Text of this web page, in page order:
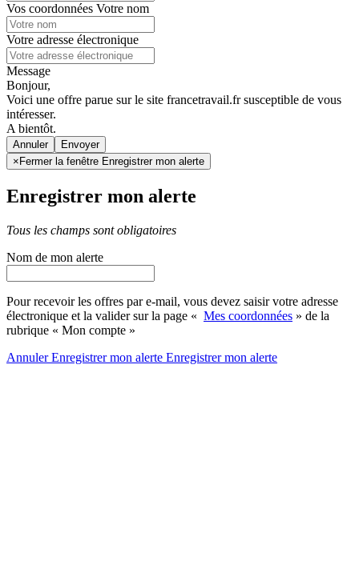
Vos coordonnées Votre nom
Votre adresse électronique
Message
Bonjour,
Voici une offre parue sur le site francetravail.fr susceptible de vous
intéresser.
A bientôt.
Annuler
×Fermer la fenêtre Enregistrer mon alerte
Enregistrer mon alerte
Tous les champs sont obligatoires
Nom de mon alerte
Pour recevoir les offres par e-mail, vous devez saisir votre adresse
électronique et la valider sur la page « Mes coordonnées » de la
rubrique « Mon compte »
AnnulerEnregistrer mon alerte Enregistrermon alerte